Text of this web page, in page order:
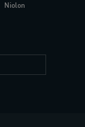
Niolon